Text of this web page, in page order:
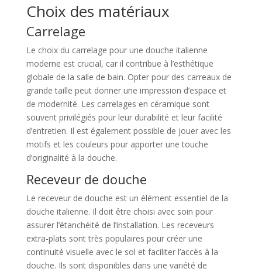
Choix des matériaux
Carrelage
Le choix du carrelage pour une douche italienne
moderne est crucial, car il contribue à l’esthétique
globale de la salle de bain. Opter pour des carreaux de
grande taille peut donner une impression d’espace et
de modernité. Les carrelages en céramique sont
souvent privilégiés pour leur durabilité et leur facilité
d’entretien. Il est également possible de jouer avec les
motifs et les couleurs pour apporter une touche
d’originalité à la douche.
Receveur de douche
Le receveur de douche est un élément essentiel de la
douche italienne. Il doit être choisi avec soin pour
assurer l’étanchéité de l’installation. Les receveurs
extra-plats sont très populaires pour créer une
continuité visuelle avec le sol et faciliter l’accès à la
douche. Ils sont disponibles dans une variété de